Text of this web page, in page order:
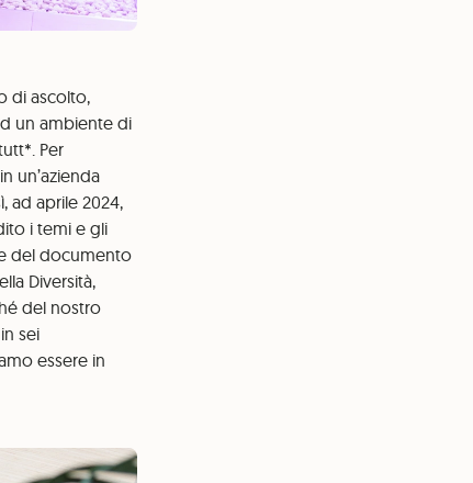
di ascolto,
un ambiente di
Per
un’azienda
ad aprile 2024,
i temi e gli
del documento
Diversità,
del nostro
sei
essere in